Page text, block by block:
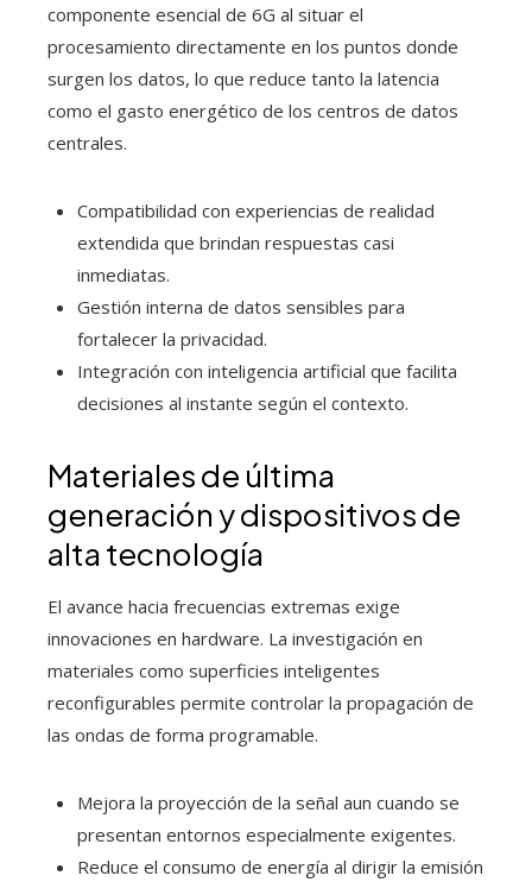
componente esencial de 6G al situar el
procesamiento directamente en los puntos donde
surgen los datos, lo que reduce tanto la latencia
como el gasto energético de los centros de datos
centrales.
Compatibilidad con experiencias de realidad
extendida que brindan respuestas casi
inmediatas.
Gestión interna de datos sensibles para
fortalecer la privacidad.
Integración con inteligencia artificial que facilita
decisiones al instante según el contexto.
Materiales de última
generación y dispositivos de
alta tecnología
El avance hacia frecuencias extremas exige
innovaciones en hardware. La investigación en
materiales como superficies inteligentes
reconfigurables permite controlar la propagación de
las ondas de forma programable.
Mejora la proyección de la señal aun cuando se
presentan entornos especialmente exigentes.
Reduce el consumo de energía al dirigir la emisión